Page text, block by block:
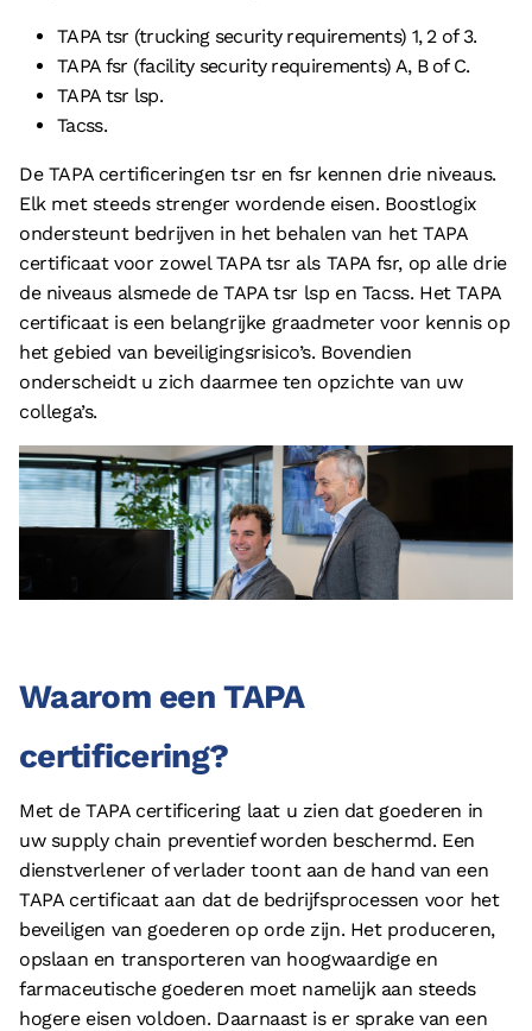
© 2026 - Boostlogix | Logistiek Adviesbureau
Privacy
Algemene voorwaarden
Cookieverklaring
TAPA tsr (trucking security requirements) 1, 2 of 3.
TAPA fsr (facility security requirements) A, B of C.
TAPA tsr lsp.
Tacss.
De TAPA certificeringen tsr en fsr kennen drie niveaus.
Elk met steeds strenger wordende eisen. Boostlogix
ondersteunt bedrijven in het behalen van het TAPA
certificaat voor zowel TAPA tsr als TAPA fsr, op alle drie
de niveaus alsmede de TAPA tsr lsp en Tacss. Het TAPA
certificaat is een belangrijke graadmeter voor kennis op
het gebied van beveiligingsrisico’s. Bovendien
onderscheidt u zich daarmee ten opzichte van uw
collega’s.
Waarom een TAPA
certificering?
Met de TAPA certificering laat u zien dat goederen in
uw supply chain preventief worden beschermd. Een
dienstverlener of verlader toont aan de hand van een
TAPA certificaat aan dat de bedrijfsprocessen voor het
beveiligen van goederen op orde zijn. Het produceren,
opslaan en transporteren van hoogwaardige en
farmaceutische goederen moet namelijk aan steeds
hogere eisen voldoen. Daarnaast is er sprake van een